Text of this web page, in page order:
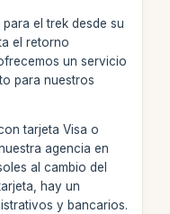
el trek desde su
el retorno
un servicio
para nuestros
tarjeta Visa o
agencia en
al cambio del
hay un
y bancarios.